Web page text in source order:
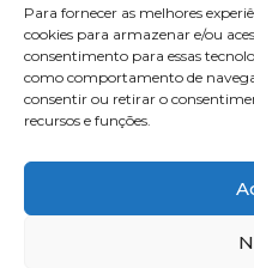
Para fornecer as melhores
cookies para armazenar e/ou
consentimento para essas
como comportamento de
consentir ou retirar o
recursos e funções.
Diretoria
FOTOS
Webmail
Artigos
Escritores do Sistema